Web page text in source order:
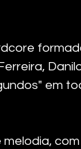
em